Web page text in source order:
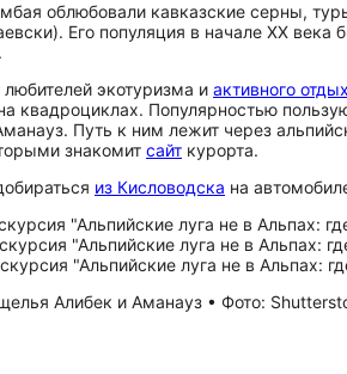
облюбовали кавказские серны,
Его популяция в начале XX
экотуризма и активного
квадроциклах. Популярностью
Путь к ним лежит через
знакомит сайт курорта.
из Кисловодска на
Алибек и Аманауз • Фото: